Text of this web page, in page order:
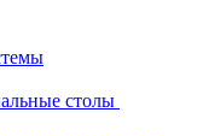
столы